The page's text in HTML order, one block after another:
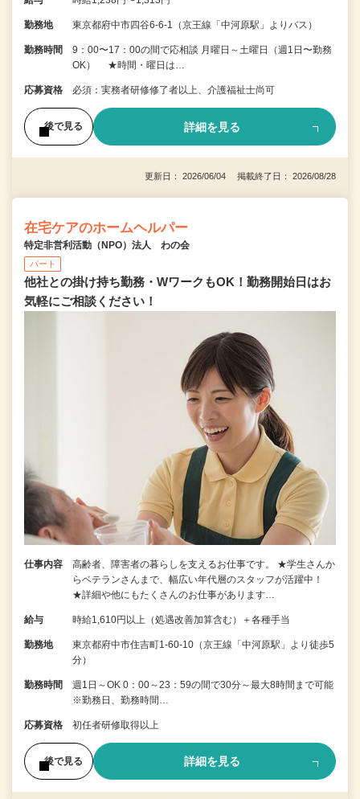
勤務地 東京都府中市四谷6-6-1（京王線「中河原駅」よりバス）
勤務時間
9：00〜17：00の間で応相談 月曜日～土曜日（週1日〜勤務
OK） ★時間・曜日は…
応募資格 必須：実務者研修修了者以上、介護福祉士尚可
後で見る 詳細を見る
更新日： 2026/06/04 掲載終了日： 2026/08/28
在宅ケアのホームヘルパー
特定非営利活動（NPO）法人 わの会
パート
他社との掛け持ち勤務・WワークもOK！勤務開始日はお
気軽にご相談ください！
仕事内容
高齢者、障害者の暮らしを支えるお仕事です。 ★学生さんか
らベテランさんまで、幅広い年代層のスタッフが活躍中！
★詳細や他にもたくさんのお仕事があります…
給与 時給1,610円以上（処遇改善加算含む）＋各種手当
勤務地
東京都府中市住吉町1-60-10（京王線「中河原駅」より徒歩5
分）
勤務時間
週1日～OK 0：00～23：59の間で30分～最大8時間まで可能
※勤務日、勤務時間…
応募資格 初任者研修取得以上
後で見る 詳細を見る